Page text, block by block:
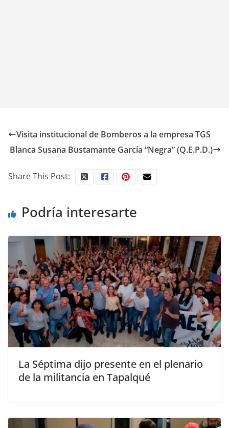
Visita institucional de Bomberos a la empresa TGS
Blanca Susana Bustamante García “Negra” (Q.E.P.D.)
Share This Post:
Podría interesarte
La Séptima dijo presente en el plenario
de la militancia en Tapalqué